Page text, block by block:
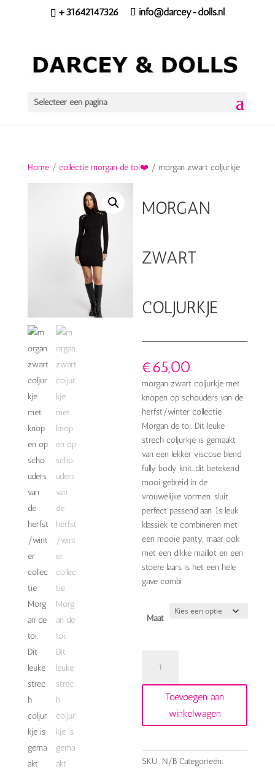
+31642147326 info@darcey-dolls.nl
Selecteer een pagina
Home/ collectie morgan de toi❤️ / morgan zwart coljurkje
MORGAN
ZWART
COLJURKJE
€65,00
morgan zwart coljurkje met
knopen op schouders van de
herfst/winter collectie
Morgan de toi. Dit leuke
strech coljurkje is gemaakt
van een lekker viscose blend
fully body knit…dit betekend
mooi gebreid in de
vrouwelijke vormen. sluit
perfect passend aan. Is leuk
klassiek te combineren met
een mooie panty, maar ook
met een dikke maillot en een
stoere laars is het een hele
gave combi
Maat
zwart
coljurkje
Toevoegen aan
winkelwagen
SKU: N/B Categorieën: